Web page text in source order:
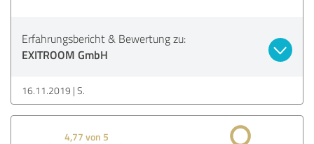
Erfahrungsbericht & Bewertung zu:
EXITROOM GmbH
16.11.2019 S.
4,77 von 5